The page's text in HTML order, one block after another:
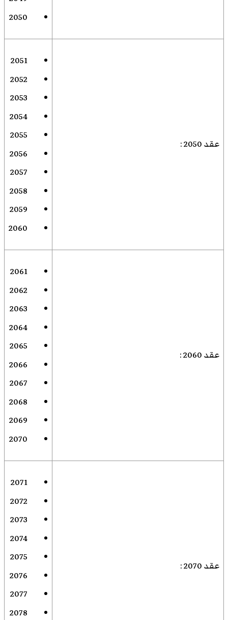
2050
عقد 2050 :
2051
2052
2053
2054
2055
2056
2057
2058
2059
2060
عقد 2060 :
2061
2062
2063
2064
2065
2066
2067
2068
2069
2070
عقد 2070 :
2071
2072
2073
2074
2075
2076
2077
2078